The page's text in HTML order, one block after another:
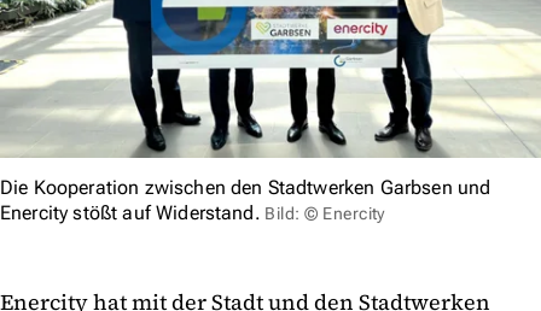
Die Kooperation zwischen den Stadtwerken Garbsen und
Enercity stößt auf Widerstand. Bild: © Enercity
Enercity hat mit der Stadt und den Stadtwerken